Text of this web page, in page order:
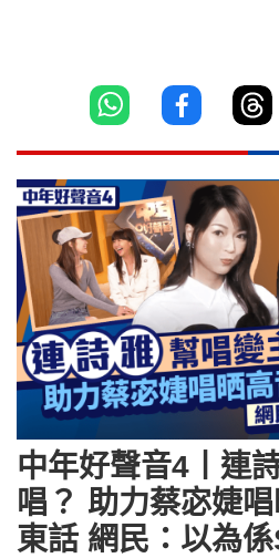
中年好聲音4丨連
唱？ 助力蔡宓婕
東話 網民：以為